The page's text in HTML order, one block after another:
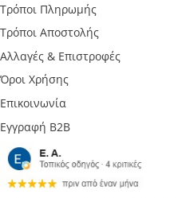
Τρόποι Πληρωμής
Τρόποι Αποστολής
Αλλαγές & Επιστροφές
Όροι Χρήσης
Επικοινωνία
Εγγραφή B2B